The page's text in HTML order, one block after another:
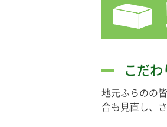
こだ
地元ふらのの
合も見直し、